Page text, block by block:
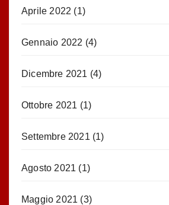
Aprile 2022 (1)
Gennaio 2022 (4)
Dicembre 2021 (4)
Ottobre 2021 (1)
Settembre 2021 (1)
Agosto 2021 (1)
Maggio 2021 (3)